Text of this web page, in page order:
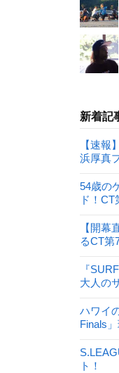
新着記
【速報
浜厚真
54歳の
ド！
【開幕
るCT第
『
大人の
ハワイ
Finals
ト！